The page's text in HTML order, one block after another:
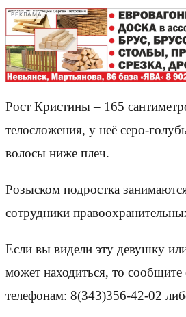
РЕКЛАМА
Рост Кристины – 165
телосложения, у неё серо-
волосы ниже плеч.
Розыском подростка
сотрудники
Если вы видели эту девушку
может находиться, то
телефонам: 8(343)356-42-02